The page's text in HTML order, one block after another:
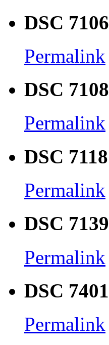
DSC 7106
Permalink
DSC 7108
Permalink
DSC 7118
Permalink
DSC 7139
Permalink
DSC 7401
Permalink